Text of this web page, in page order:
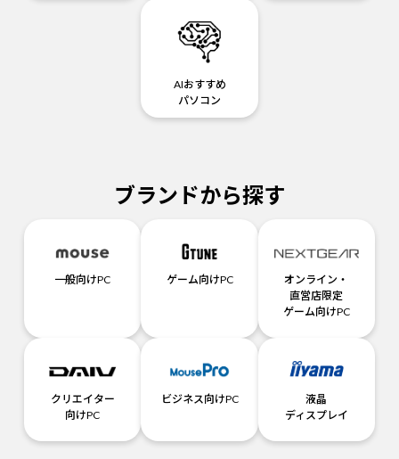
AIおすすめ
パソコン
ブランドから探す
一般向けPC ゲーム向けPC
オンライン・
直営店限定
ゲーム向けPC
クリエイター
向けPC
ビジネス向けPC
液晶
ディスプレイ